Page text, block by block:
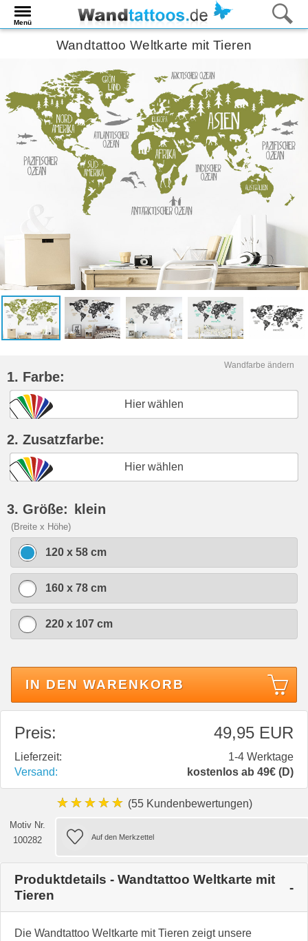
Menü
Wandtattoo Weltkarte mit Tieren
Wandfarbe ändern
1. Farbe:
Hier wählen
2. Zusatzfarbe:
Hier wählen
3. Größe: klein
(Breite x Höhe)
120 x 58 cm
160 x 78 cm
220 x 107 cm
IN DEN WARENKORB
Preis: 49,95 EUR
Lieferzeit:
1-4 Werktage
Versand:
kostenlos ab 49€ (D)
★★★★★ (55 Kundenbewertungen)
Motiv Nr.
100282
Produktdetails - Wandtattoo Weltkarte mit
Tieren
Die Wandtattoo Weltkarte mit Tieren zeigt unsere